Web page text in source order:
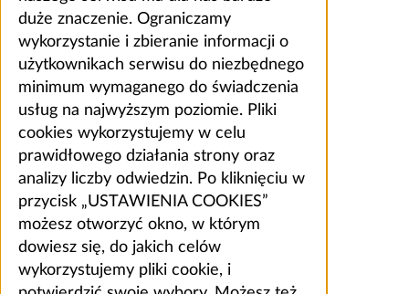
duże znaczenie. Ograniczamy
wykorzystanie i zbieranie informacji o
użytkownikach serwisu do niezbędnego
minimum wymaganego do świadczenia
usług na najwyższym poziomie. Pliki
cookies wykorzystujemy w celu
prawidłowego działania strony oraz
analizy liczby odwiedzin. Po kliknięciu w
przycisk „USTAWIENIA COOKIES”
możesz otworzyć okno, w którym
dowiesz się, do jakich celów
wykorzystujemy pliki cookie, i